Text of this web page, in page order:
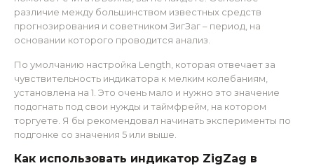
различие между большинством известных средств
прогнозирования и советником ЗигЗаг – период, на
основании которого проводится анализ.
По умолчанию настройка Length, которая отвечает за
чувствительность индикатора к мелким колебаниям,
установлена на 1. Это очень мало и нужно это значение
подогнать под свои нужды и таймфрейм, на котором
торгуете. Я бы рекомендовал начинать эксперименты по
подгонке со значения 5 или выше.
Как использовать индикатор ZigZag в